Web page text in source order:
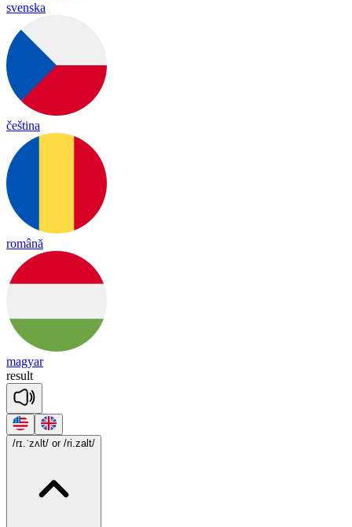
svenska
čeština
română
magyar
result
/rɪ.ˈzʌlt/ or /ri.zalt/